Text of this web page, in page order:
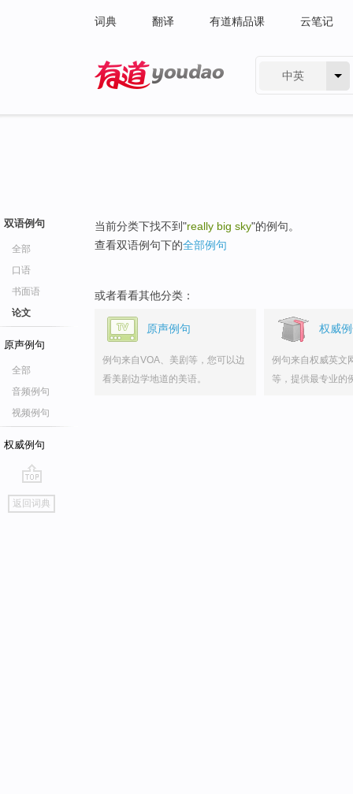
词典 翻译 有道精品课 云笔记
中英
双语例句
全部
口语
书面语
论文
原声例句
全部
音频例句
视频例句
权威例句
go
top
返回词典
当前分类下找不到"really big sky"的例句。
查看双语例句下的全部例句
或者看看其他分类：
原声例句
例句来自VOA、美剧等，您可以边
看美剧边学地道的美语。
权威
例句来自权威英文
等，提供最专业的